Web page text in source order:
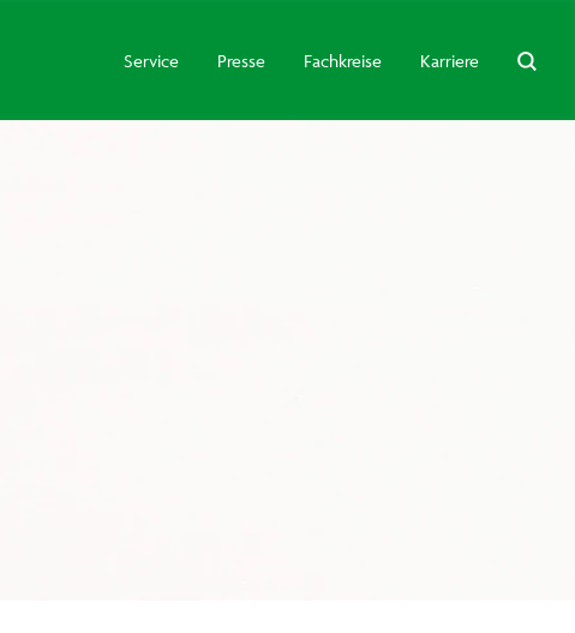
Service Presse Fachkreise Karriere